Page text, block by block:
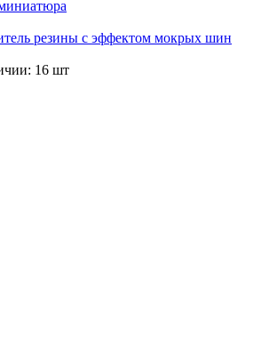
резины с эффектом мокрых шин
16 шт